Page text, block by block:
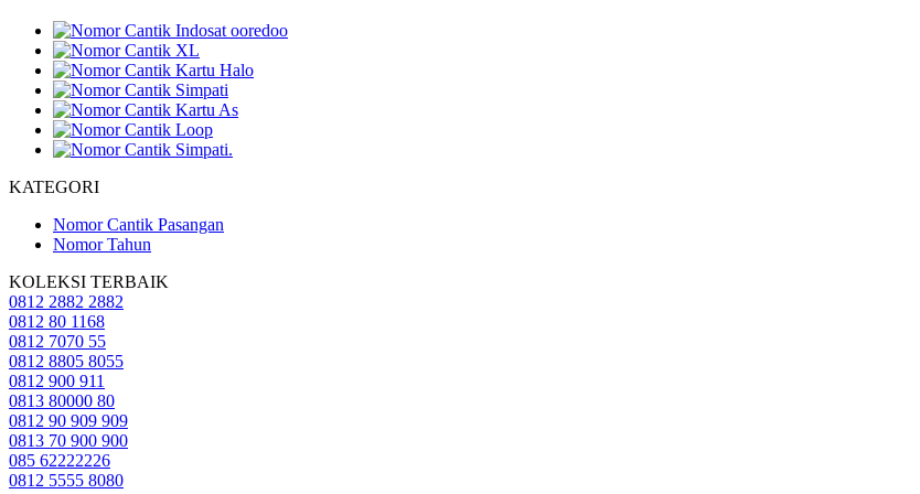
KATEGORI
Nomor Cantik Pasangan
Nomor Tahun
KOLEKSI TERBAIK
0812 2882 2882
0812 80 1168
0812 7070 55
0812 8805 8055
0812 900 911
0813 80000 80
0812 90 909 909
0813 70 900 900
085 62222226
0812 5555 8080